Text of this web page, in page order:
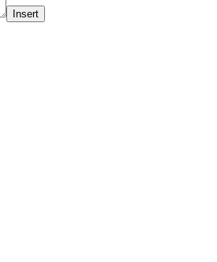
Insert